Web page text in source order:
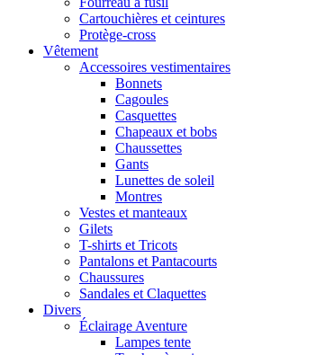
Cartouchières et ceintures
Protège-cross
Vêtement
Accessoires vestimentaires
Bonnets
Cagoules
Casquettes
Chapeaux et bobs
Chaussettes
Gants
Lunettes de soleil
Montres
Vestes et manteaux
Gilets
T-shirts et Tricots
Pantalons et Pantacourts
Chaussures
Sandales et Claquettes
Divers
Éclairage Aventure
Lampes tente